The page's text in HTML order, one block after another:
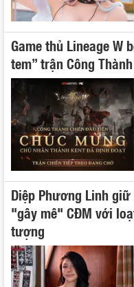
Game thủ Lineage W
tem” trận Công
Diệp Phương Linh
"gây mê" CĐM với
tượng